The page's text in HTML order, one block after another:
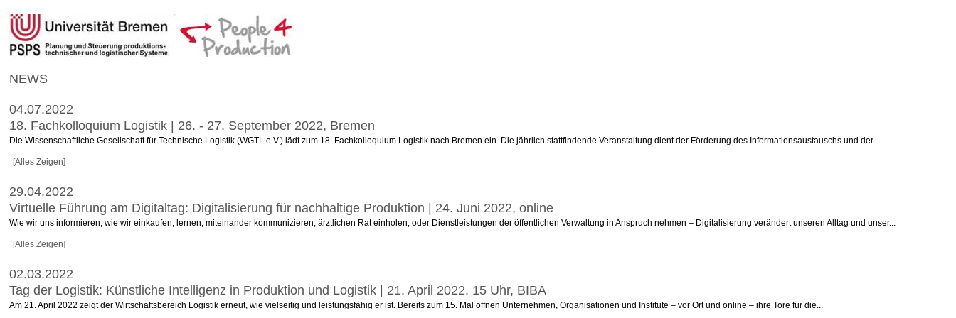
NEWS
04.07.2022
18. Fachkolloquium Logistik | 26. - 27. September 2022, Bremen
Die Wissenschaftliche Gesellschaft für Technische Logistik (WGTL e.V.) lädt zum 18. Fachkolloquium Logistik nach Bremen ein. Die jährlich stattfindende Veranstaltung dient der Förderung des Informationsaustauschs und der...
[Alles Zeigen]
29.04.2022
Virtuelle Führung am Digitaltag: Digitalisierung für nachhaltige Produktion | 24. Juni 2022, online
Wie wir uns informieren, wie wir einkaufen, lernen, miteinander kommunizieren, ärztlichen Rat einholen, oder Dienstleistungen der öffentlichen Verwaltung in Anspruch nehmen – Digitalisierung verändert unseren Alltag und unser...
[Alles Zeigen]
02.03.2022
Tag der Logistik: Künstliche Intelligenz in Produktion und Logistik | 21. April 2022, 15 Uhr, BIBA
Am 21. April 2022 zeigt der Wirtschaftsbereich Logistik erneut, wie vielseitig und leistungsfähig er ist. Bereits zum 15. Mal öffnen Unternehmen, Organisationen und Institute – vor Ort und online – ihre Tore für die...